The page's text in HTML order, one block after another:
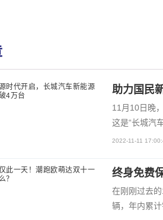
助力国民
11月10日晚
这是“长城汽
2022-11-11
终身免费
在刚刚过去
辆，年内累